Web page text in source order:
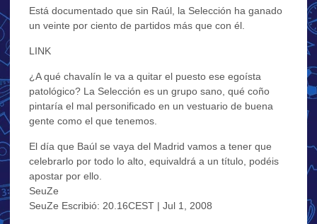
Está documentado que sin Raúl, la Selección ha ganado
un veinte por ciento de partidos más que con él.
LINK
¿A qué chavalín le va a quitar el puesto ese egoísta
patológico? La Selección es un grupo sano, qué coño
pintaría el mal personificado en un vestuario de buena
gente como el que tenemos.
El día que Baúl se vaya del Madrid vamos a tener que
celebrarlo por todo lo alto, equivaldrá a un título, podéis
apostar por ello.
SeuZe
SeuZe Escribió: 20.16CEST | Jul 1, 2008